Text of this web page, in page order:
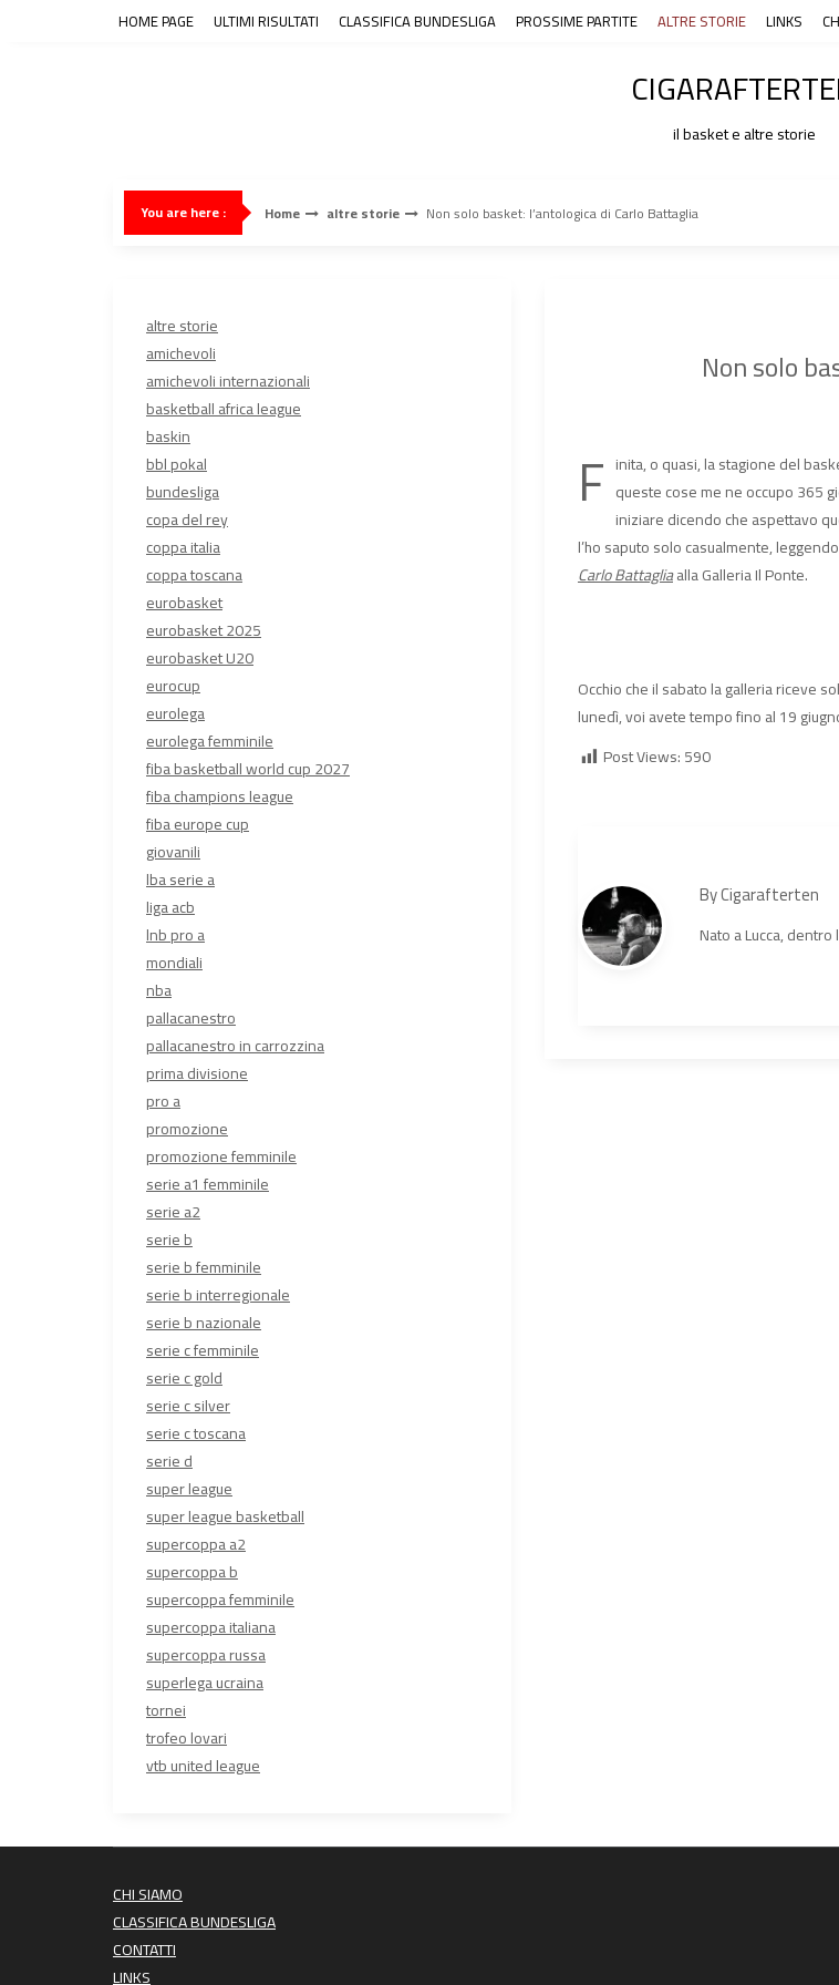
HOME PAGE ULTIMI RISULTATI CLASSIFICA BUNDESLIGA PROSSIME PARTITE ALTRE STORIE LINKS
il basket e altre storie
You are here : Home altre storie Non solo basket: l’antologica di Carlo Battaglia
Non solo
F inita, o quasi, la stagione del
queste cose me ne occupo 365
iniziare dicendo che aspettavo
l’ho saputo solo casualmente,
Carlo Battagliaalla Galleria Il Ponte.
Occhio che il sabato la galleria riceve
lunedì, voi avete tempo fino al 19
Post Views:590
ByCigarafterten
Nato a Lucca,
altre storie
amichevoli
amichevoli internazionali
basketball africa league
baskin
bbl pokal
bundesliga
copa del rey
coppa italia
coppa toscana
eurobasket
eurobasket 2025
eurobasket U20
eurocup
eurolega
eurolega femminile
fiba basketball world cup 2027
fiba champions league
fiba europe cup
giovanili
lba serie a
liga acb
lnb pro a
mondiali
nba
pallacanestro
pallacanestro in carrozzina
prima divisione
pro a
promozione
promozione femminile
serie a1 femminile
serie a2
serie b
serie b femminile
serie b interregionale
serie b nazionale
serie c femminile
serie c gold
serie c silver
serie c toscana
serie d
super league
super league basketball
supercoppa a2
supercoppa b
supercoppa femminile
supercoppa italiana
supercoppa russa
superlega ucraina
tornei
trofeo lovari
vtb united league
CHI SIAMO
CLASSIFICA BUNDESLIGA
CONTATTI
LINKS